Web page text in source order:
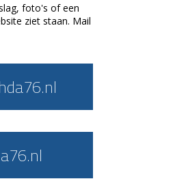
foto's of een
ziet staan. Mail